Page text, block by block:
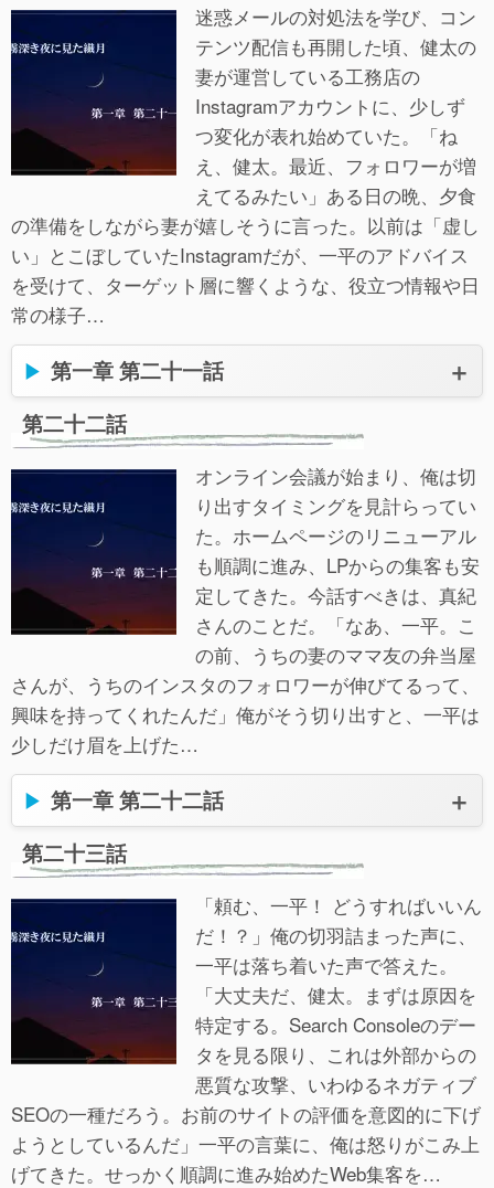
迷惑メールの対処法を学び、コン
テンツ配信も再開した頃、健太の
妻が運営している工務店の
Instagramアカウントに、少しず
つ変化が表れ始めていた。「ね
え、健太。最近、フォロワーが増
えてるみたい」ある日の晩、夕食
の準備をしながら妻が嬉しそうに言った。以前は「虚し
い」とこぼしていたInstagramだが、一平のアドバイス
を受けて、ターゲット層に響くような、役立つ情報や日
常の様子…
第一章 第二十一話
第二十二話
オンライン会議が始まり、俺は切
り出すタイミングを見計らってい
た。ホームページのリニューアル
も順調に進み、LPからの集客も安
定してきた。今話すべきは、真紀
さんのことだ。「なあ、一平。こ
の前、うちの妻のママ友の弁当屋
さんが、うちのインスタのフォロワーが伸びてるって、
興味を持ってくれたんだ」俺がそう切り出すと、一平は
少しだけ眉を上げた…
第一章 第二十二話
第二十三話
「頼む、一平！ どうすればいいん
だ！？」俺の切羽詰まった声に、
一平は落ち着いた声で答えた。
「大丈夫だ、健太。まずは原因を
特定する。Search Consoleのデー
タを見る限り、これは外部からの
悪質な攻撃、いわゆるネガティブ
SEOの一種だろう。お前のサイトの評価を意図的に下げ
ようとしているんだ」一平の言葉に、俺は怒りがこみ上
げてきた。せっかく順調に進み始めたWeb集客を…